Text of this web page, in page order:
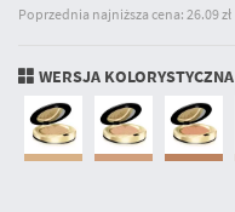
Poprzednia najniższa cena: 26.09 zł
WERSJA KOLORYSTYCZNA